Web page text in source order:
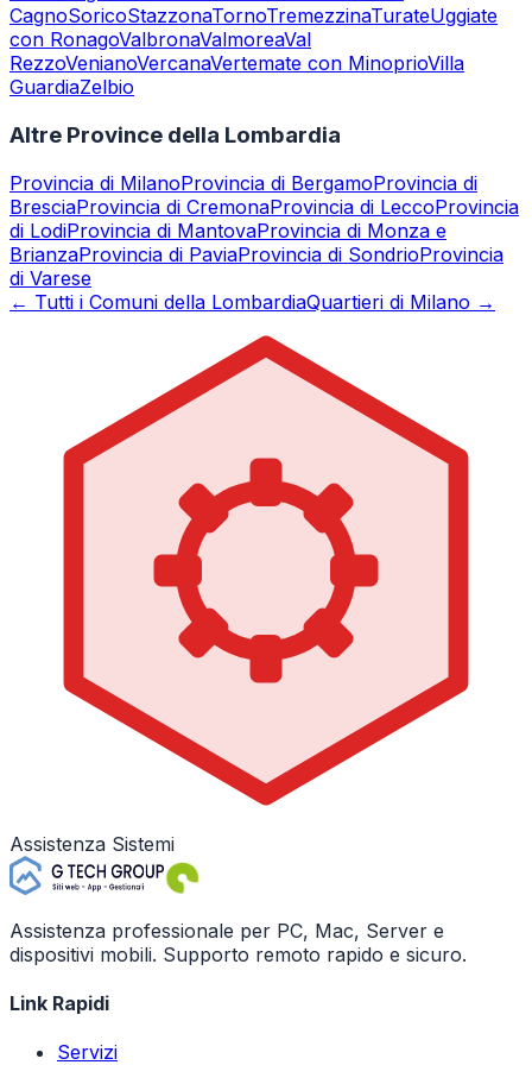
CagnoSoricoStazzonaTornoTremezzinaTurateUggiate
con RonagoValbronaValmoreaVal
RezzoVenianoVercanaVertemate con MinoprioVilla
GuardiaZelbio
Altre Province della Lombardia
Provincia di MilanoProvincia di BergamoProvincia di
BresciaProvincia di CremonaProvincia di LeccoProvincia
di LodiProvincia di MantovaProvincia di Monza e
BrianzaProvincia di PaviaProvincia di SondrioProvincia
di Varese
← Tutti i Comuni della LombardiaQuartieri di Milano →
Assistenza Sistemi
Assistenza professionale per PC, Mac, Server e
dispositivi mobili. Supporto remoto rapido e sicuro.
Link Rapidi
Servizi